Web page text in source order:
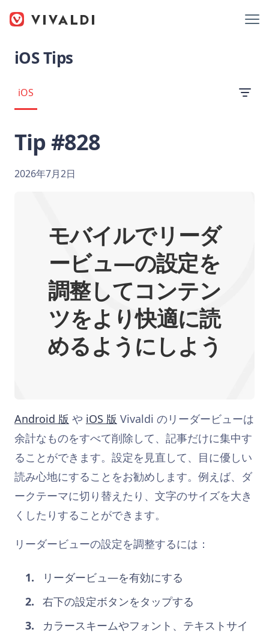
iOS Tips
iOS
Tip #828
2026年7月2日
モバイルでリーダ
ービュ―の設定を
調整してコンテン
ツをより快適に読
めるようにしよう
Android 版 や iOS 版 Vivaldi のリーダービューは
余計なものをすべて削除して、記事だけに集中す
ることができます。設定を見直して、目に優しい
読み心地にすることをお勧めします。例えば、ダ
ークテーマに切り替えたり、文字のサイズを大き
くしたりすることができます。
リーダービューの設定を調整するには：
リーダービュ―を有効にする
右下の設定ボタンをタップする
カラースキームやフォント、テキストサイ